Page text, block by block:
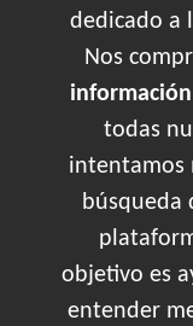
dedicado a
Nos
todas
intentamos
búsqueda
objetivo es
entender